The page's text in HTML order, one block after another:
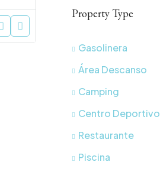
Property Type
Gasolinera
Área Descanso
Camping
Centro Deportivo
Restaurante
Piscina